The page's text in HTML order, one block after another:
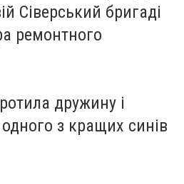
Сіверський бригаді
ремонтного
дружину і
з кращих синів